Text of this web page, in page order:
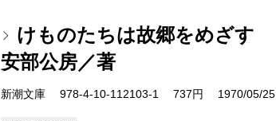
けものたちは故郷をめざす
安部公房／著
新潮文庫 978-4-10-112103-1 737円 1970/05/25